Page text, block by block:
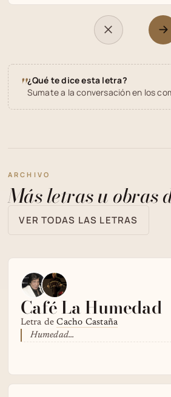
"¿Qué te dice esta letra?
Sumate a la conversación en los
ARCHIVO
Más letras u obras
VER TODAS LAS LETRAS
Café La Humedad
Letra deCacho Castaña
Humedad...